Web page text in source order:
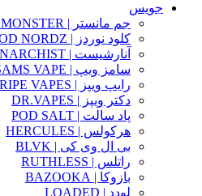
جویس
جم مانستر | JAM MONSTER
کلود نوردز | CLOD NORDZ
آنارشیست | ANARCHIST
سامز ویپ | SAMS VAPE
رایپ ویپز | RIPE VAPES
دکتر ویپز | DR.VAPES
پاد سالت | POD SALT
هرکولس | HERCULES
بی ال وی کی | BLVK
راتلس | RUTHLESS
بازوکا | BAZOOKA
لودد | LOADED